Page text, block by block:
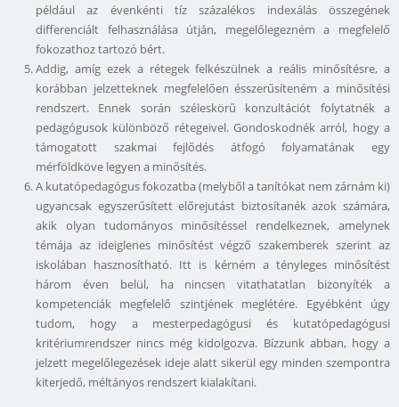
például az évenkénti tíz százalékos indexálás összegének
differenciált felhasználása útján, megelőlegezném a megfelelő
fokozathoz tartozó bért.
Addig, amíg ezek a rétegek felkészülnek a reális minősítésre, a
korábban jelzetteknek megfelelően ésszerűsíteném a minősítési
rendszert. Ennek során széleskörű konzultációt folytatnék a
pedagógusok különböző rétegeivel. Gondoskodnék arról, hogy a
támogatott szakmai fejlődés átfogó folyamatának egy
mérföldköve legyen a minősítés.
A kutatópedagógus fokozatba (melyből a tanítókat nem zárnám ki)
ugyancsak egyszerűsített előrejutást biztosítanék azok számára,
akik olyan tudományos minősítéssel rendelkeznek, amelynek
témája az ideiglenes minősítést végző szakemberek szerint az
iskolában hasznosítható. Itt is kérném a tényleges minősítést
három éven belül, ha nincsen vitathatatlan bizonyíték a
kompetenciák megfelelő szintjének meglétére. Egyébként úgy
tudom, hogy a mesterpedagógusi és kutatópedagógusi
kritériumrendszer nincs még kidolgozva. Bízzunk abban, hogy a
jelzett megelőlegezések ideje alatt sikerül egy minden szempontra
kiterjedő, méltányos rendszert kialakítani.